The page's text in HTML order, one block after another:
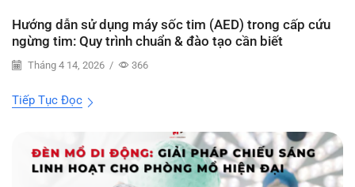
Hướng dẫn sử dụng máy sốc tim (AED) trong cấp cứu
ngừng tim: Quy trình chuẩn & đào tạo cần biết
Tháng 4 14, 2026 / 366
Tiếp Tục Đọc